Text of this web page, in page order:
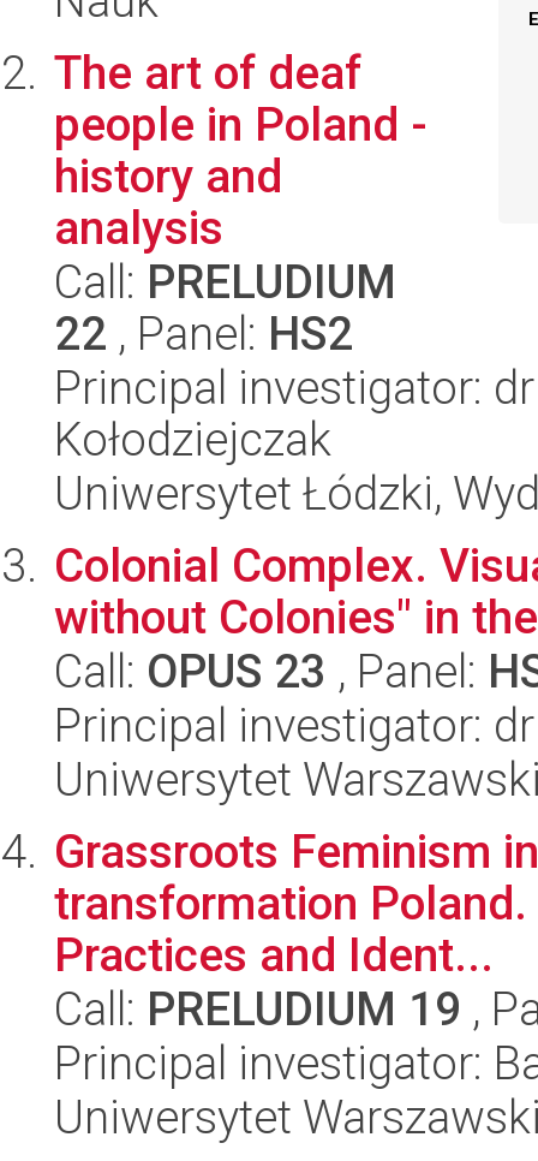
The art of deaf
people in Poland -
history and
analysis
Call: PRELUDIUM
22 , Panel: HS2
Principal investigator:
Kołodziejczak
Uniwersytet Łódzki,
Colonial Complex.
without Colonies" in
Call: OPUS 23 , Panel:
Principal investigator:
Uniwersytet
Grassroots Feminism
transformation
Practices and Ident...
Call: PRELUDIUM 19 ,
Principal investigator:
Uniwersytet